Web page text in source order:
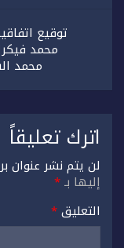
توقيع
محمد
محمد
اترك تعليقاً
لن يتم نشر عنوان
إليها بـ*
التعليق*